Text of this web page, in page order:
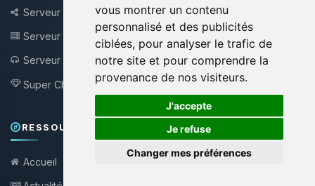
vous montrer un contenu
personnalisé et des publicités
ciblées, pour analyser le trafic de
notre site et pour comprendre la
provenance de nos visiteurs.
J'accepte
Je refuse
Changer mes préférences
Serveur Bungee / Velocity
Serveur VPS
Serveur Teamspeak
NEW !
Super Choupy NEW !
RESSOURCES & SUPPORT
Accueil
🍪